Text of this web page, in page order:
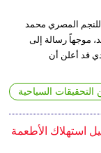
المصري محمد
موجهاً رسالة إلى
قد أعلن أن
التحقيقات السياحية
استهلاك الأطعمة